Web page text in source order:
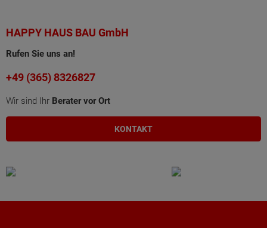
HAPPY HAUS BAU GmbH
Rufen Sie uns an!
+49 (365) 8326827
Wir sind Ihr Berater vor Ort
KONTAKT